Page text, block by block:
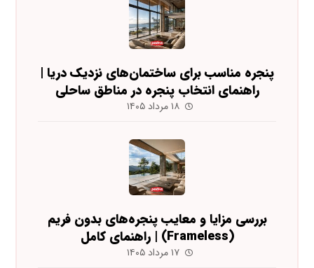
پنجره مناسب برای ساختمان‌های نزدیک دریا |
راهنمای انتخاب پنجره در مناطق ساحلی
۱۸ مرداد ۱۴۰۵
بررسی مزایا و معایب پنجره‌های بدون فریم
(Frameless) | راهنمای کامل
۱۷ مرداد ۱۴۰۵